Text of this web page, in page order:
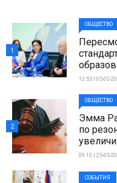
ОБЩЕСТВО
12:55 | 05-03-
1
ОБЩЕСТВО
Эмма
по
09:10 | 25-05-
2
СОБЫТИЯ